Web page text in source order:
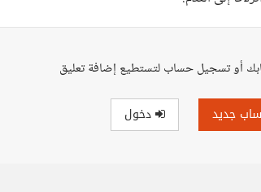
أو تسجيل حساب لتستطيع إضافة تعليق
جديد دخول